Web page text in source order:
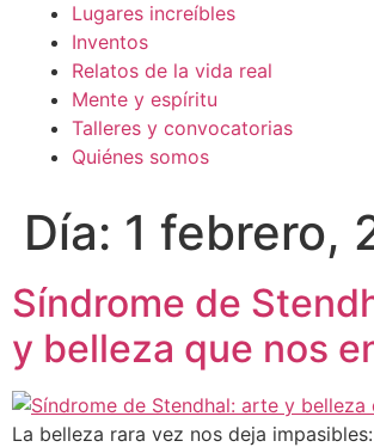
Lugares increíbles
Inventos
Relatos de la vida real
Mente y espíritu
Talleres y convocatorias
Quiénes somos
Día: 1 febrero,
Síndrome de
y belleza que nos
La belleza rara vez nos deja